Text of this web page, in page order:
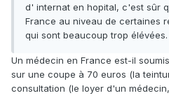
d' internat en hopital, c'est sûr
France au niveau de certaines
qui sont beaucoup trop élévées.
Un médecin en France est-il
sur une coupe à 70 euros (la
consultation (le loyer d'un